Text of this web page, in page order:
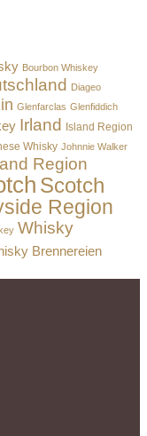
Bourbon Whiskey
Diageo
Glenfarclas Glenfiddich
Irland Island Region
Whisky Johnnie Walker
Region
Scotch
Region
Whisky
Brennereien